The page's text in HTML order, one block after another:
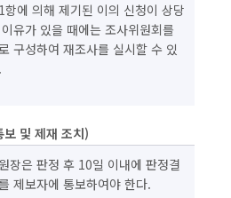
에 의해 제기된 이의 신청이 상당
유가 있을 때에는 조사위원회를
구성하여 재조사를 실시할 수 있
및 제재 조치)
장은 판정 후 10일 이내에 판정결
제보자에 통보하여야 한다.